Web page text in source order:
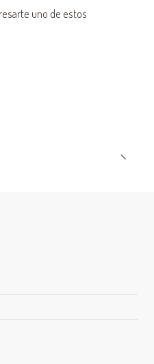
uno de estos